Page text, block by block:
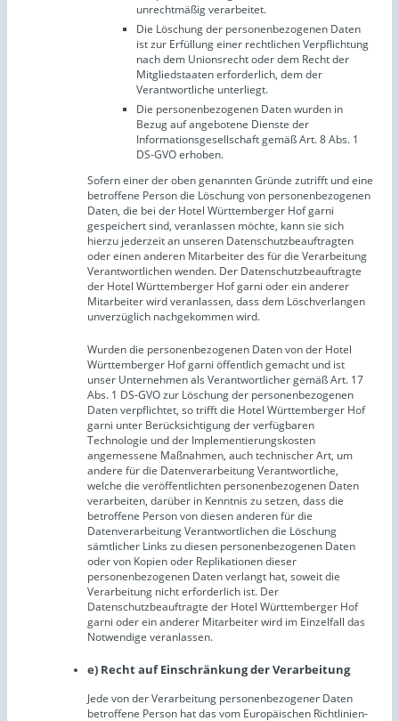
unrechtmäßig verarbeitet.
Die Löschung der personenbezogenen Daten
ist zur Erfüllung einer rechtlichen Verpflichtung
nach dem Unionsrecht oder dem Recht der
Mitgliedstaaten erforderlich, dem der
Verantwortliche unterliegt.
Die personenbezogenen Daten wurden in
Bezug auf angebotene Dienste der
Informationsgesellschaft gemäß Art. 8 Abs. 1
DS-GVO erhoben.
Sofern einer der oben genannten Gründe zutrifft und eine
betroffene Person die Löschung von personenbezogenen
Daten, die bei der Hotel Württemberger Hof garni
gespeichert sind, veranlassen möchte, kann sie sich
hierzu jederzeit an unseren Datenschutzbeauftragten
oder einen anderen Mitarbeiter des für die Verarbeitung
Verantwortlichen wenden. Der Datenschutzbeauftragte
der Hotel Württemberger Hof garni oder ein anderer
Mitarbeiter wird veranlassen, dass dem Löschverlangen
unverzüglich nachgekommen wird.
Wurden die personenbezogenen Daten von der Hotel
Württemberger Hof garni öffentlich gemacht und ist
unser Unternehmen als Verantwortlicher gemäß Art. 17
Abs. 1 DS-GVO zur Löschung der personenbezogenen
Daten verpflichtet, so trifft die Hotel Württemberger Hof
garni unter Berücksichtigung der verfügbaren
Technologie und der Implementierungskosten
angemessene Maßnahmen, auch technischer Art, um
andere für die Datenverarbeitung Verantwortliche,
welche die veröffentlichten personenbezogenen Daten
verarbeiten, darüber in Kenntnis zu setzen, dass die
betroffene Person von diesen anderen für die
Datenverarbeitung Verantwortlichen die Löschung
sämtlicher Links zu diesen personenbezogenen Daten
oder von Kopien oder Replikationen dieser
personenbezogenen Daten verlangt hat, soweit die
Verarbeitung nicht erforderlich ist. Der
Datenschutzbeauftragte der Hotel Württemberger Hof
garni oder ein anderer Mitarbeiter wird im Einzelfall das
Notwendige veranlassen.
e) Recht auf Einschränkung der Verarbeitung
Jede von der Verarbeitung personenbezogener Daten
betroffene Person hat das vom Europäischen Richtlinien-